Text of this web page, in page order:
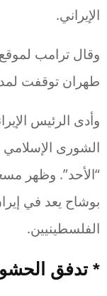
الإيراني.
وقال ترامب
طهران توقفت
وأدى الرئيس
الشورى
“الأحد”. وظهر
بوشاح يعد في
الفلسطينيين.
* تدفق